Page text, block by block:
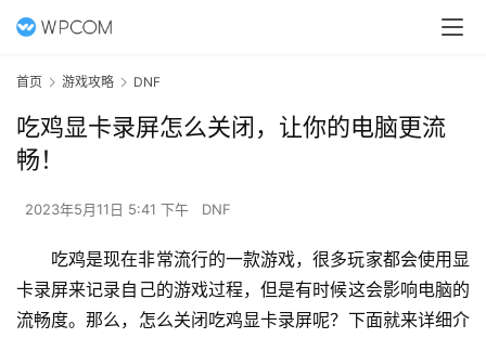
首页 游戏攻略 DNF
吃鸡显卡录屏怎么关闭，让你的电脑更流
畅！
2023年5月11日 5:41 下午 DNF
吃鸡是现在非常流行的一款游戏，很多玩家都会使用显
卡录屏来记录自己的游戏过程，但是有时候这会影响电脑的
流畅度。那么，怎么关闭吃鸡显卡录屏呢？下面就来详细介